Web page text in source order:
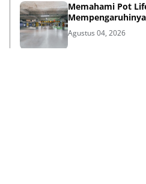
Memahami Pot
Mempengaruhinya
Agustus 04, 2026